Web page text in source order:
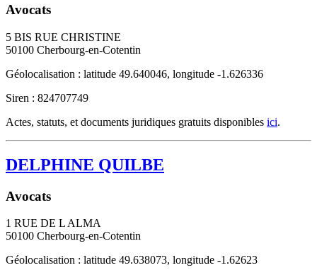
Avocats
5 BIS RUE CHRISTINE
50100 Cherbourg-en-Cotentin
Géolocalisation : latitude 49.640046, longitude -1.626336
Siren : 824707749
Actes, statuts, et documents juridiques gratuits disponibles ici.
DELPHINE QUILBE
Avocats
1 RUE DE L ALMA
50100 Cherbourg-en-Cotentin
Géolocalisation : latitude 49.638073, longitude -1.62623